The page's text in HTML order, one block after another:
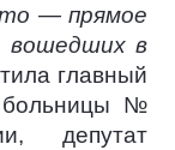
— прямое
вошедших в
главный
больницы №
депутат